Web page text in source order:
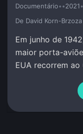
Documentário••2021•
De David Korn-Brzoza
Em junho de
maior porta-
EUA recorrem